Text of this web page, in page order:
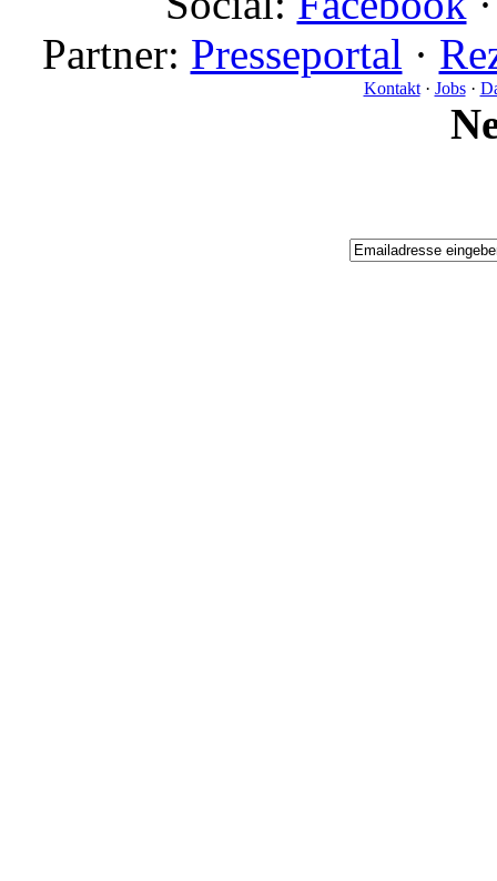
Partner: Presseportal ·
Kontakt· Jobs·